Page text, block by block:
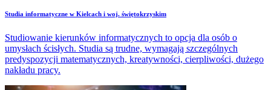
Studia informatyczne w Kielcach i woj. świętokrzyskim
Studiowanie kierunków informatycznych to opcja dla osób o
umysłach ścisłych. Studia są trudne, wymagają szczególnych
predyspozycji matematycznych, kreatywności, cierpliwości, dużego
nakładu pracy.